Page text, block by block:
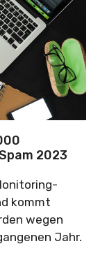
2023
kommt
wegen
Jahr.